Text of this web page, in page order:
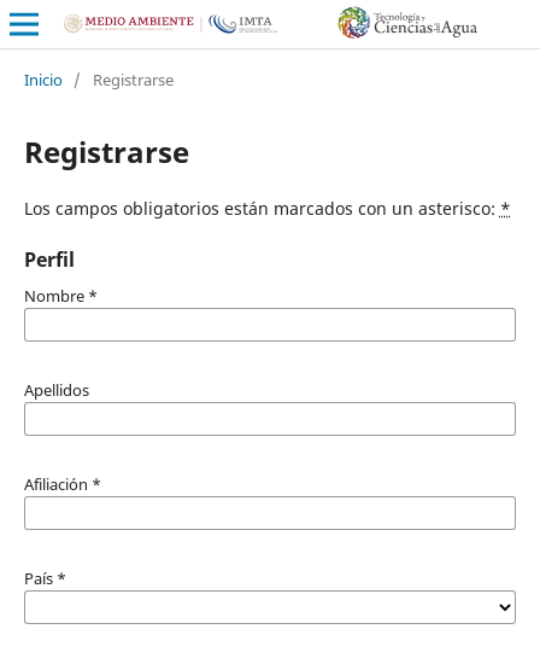
Inicio / Registrarse
Registrarse
Los campos obligatorios están marcados con un asterisco: *
Perfil
Nombre *
Apellidos
Afiliación *
País *